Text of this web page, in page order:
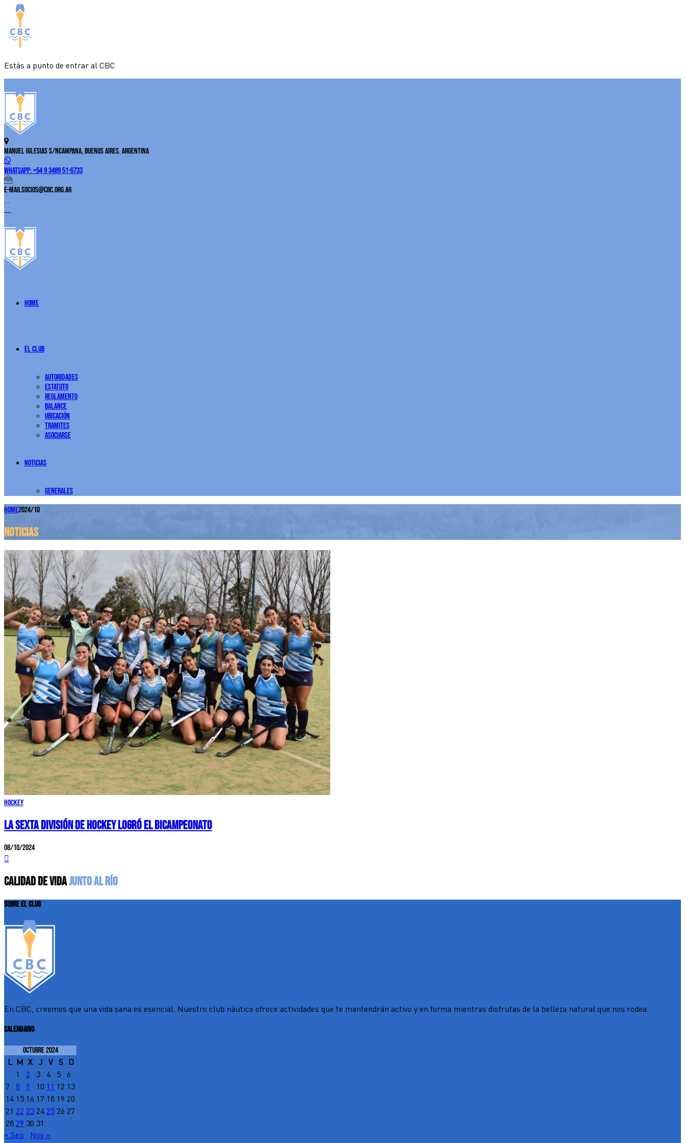
Estás a punto de entrar al CBC
Manuel Iglesias S/NCampana, Buenos Aires. Argentina
WhatsApp:+54 9 3489 51-6733
E-Mailsocios@cbc.org.ar
Home
El Club
Autoridades
Estatuto
Reglamento
Balance
Ubicación
Tramites
Asociarse
Noticias
Generales
Home2024/10
Noticias
Hockey
LA SEXTA DIVISIÓN DE HOCKEY LOGRÓ EL BICAMPEONATO
08/10/2024
CALIDAD DE VIDAJUNTO AL RÍO
SOBRE EL CLUB
En CBC, creemos que una vida sana es esencial. Nuestro club náutico ofrece actividades que te mantendrán activo y en forma mientras disfrutas de la belleza natural que nos rodea.
CALENDARIO
octubre 2024
L M X J V S D
1
2 3 4 5
6
7
8 9 10 11 12 13
14 15 16 17 18 19 20
21 22 23 24 25 26 27
28 29 30 31
« Sep
Nov »